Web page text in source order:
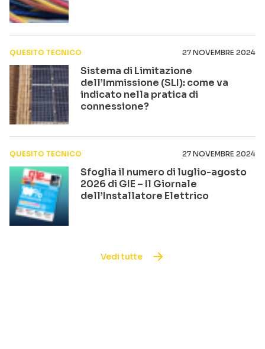
QUESITO TECNICO 27 NOVEMBRE 2024
Sistema di Limitazione
dell’Immissione (SLI): come va
indicato nella pratica di
connessione?
QUESITO TECNICO 27 NOVEMBRE 2024
Sfoglia il numero di luglio-agosto
2026 di GIE – Il Giornale
dell’Installatore Elettrico
Vedi tutte